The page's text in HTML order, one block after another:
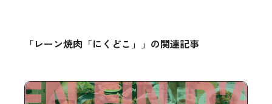
「レーン焼肉「にくどこ」」の関連記事